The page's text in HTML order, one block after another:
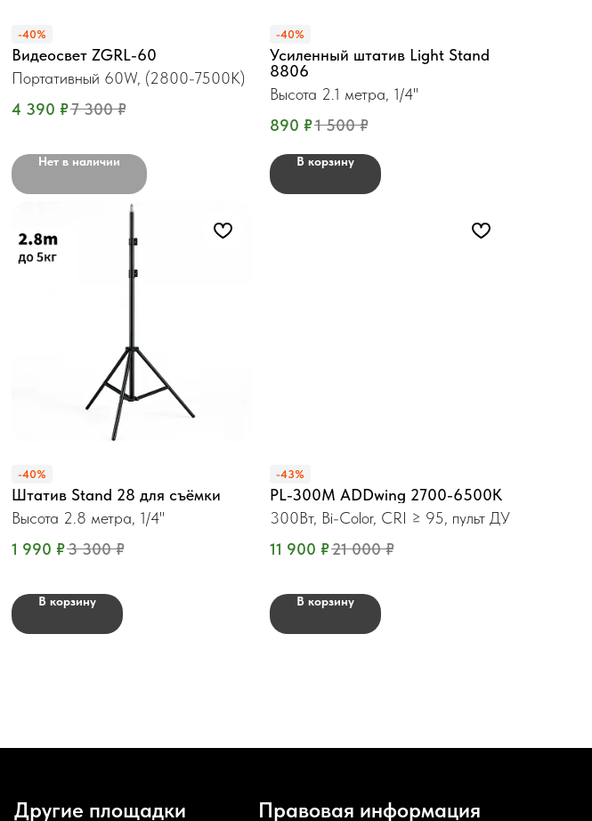
-40%
Видеосвет ZGRL-60
Портативный 60W, (2800-7500K)
4 390 ₽7 300 ₽
Нет в наличии
-40%
Усиленный штатив Light Stand
8806
Высота 2.1 метра, 1/4"
890 ₽1 500 ₽
В корзину
-40%
Штатив Stand 28 для съёмки
Высота 2.8 метра, 1/4"
1 990 ₽3 300 ₽
В корзину
-43%
PL-300М ADDwing 2700-6500K
300Вт, Bi-Color, CRI ≥ 95, пульт ДУ
11 900 ₽21 000 ₽
В корзину
Правовая информация
Другие площадки